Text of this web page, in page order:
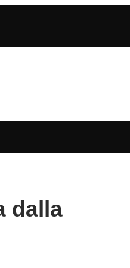
dalla